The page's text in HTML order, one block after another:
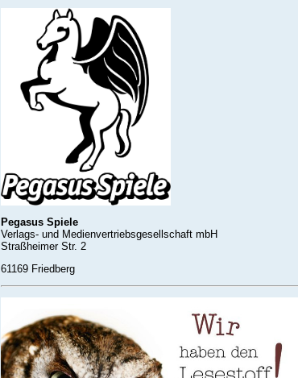
Pegasus Spiele
Verlags- und Medienvertriebsgesellschaft mbH
Straßheimer Str. 2
61169 Friedberg